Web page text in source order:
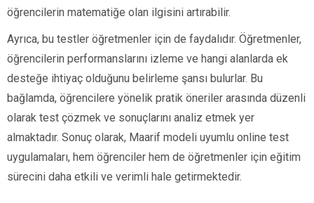
öğrencilerin matematiğe olan ilgisini artırabilir.
Ayrıca, bu testler öğretmenler için de faydalıdır. Öğretmenler,
öğrencilerin performanslarını izleme ve hangi alanlarda ek
desteğe ihtiyaç olduğunu belirleme şansı bulurlar. Bu
bağlamda, öğrencilere yönelik pratik öneriler arasında düzenli
olarak test çözmek ve sonuçlarını analiz etmek yer
almaktadır. Sonuç olarak, Maarif modeli uyumlu online test
uygulamaları, hem öğrenciler hem de öğretmenler için eğitim
sürecini daha etkili ve verimli hale getirmektedir.